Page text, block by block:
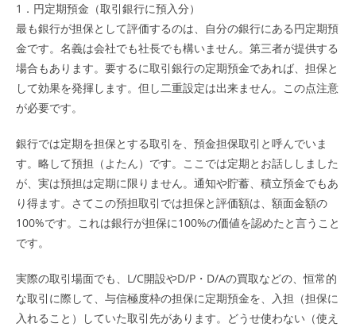
1．円定期預金（取引銀行に預入分）
最も銀行が担保として評価するのは、自分の銀行にある円定期預
金です。名義は会社でも社長でも構いません。第三者が提供する
場合もあります。要するに取引銀行の定期預金であれば、担保と
して効果を発揮します。但し二重設定は出来ません。この点注意
が必要です。
銀行では定期を担保とする取引を、預金担保取引と呼んでいま
す。略して預担（よたん）です。ここでは定期とお話ししました
が、実は預担は定期に限りません。通知や貯蓄、積立預金でもあ
り得ます。さてこの預担取引では担保と評価額は、額面金額の
100%です。これは銀行が担保に100%の価値を認めたと言うこと
です。
実際の取引場面でも、L/C開設やD/P・D/Aの買取などの、恒常的
な取引に際して、与信極度枠の担保に定期預金を、入担（担保に
入れること）していた取引先があります。どうせ使わない（使え